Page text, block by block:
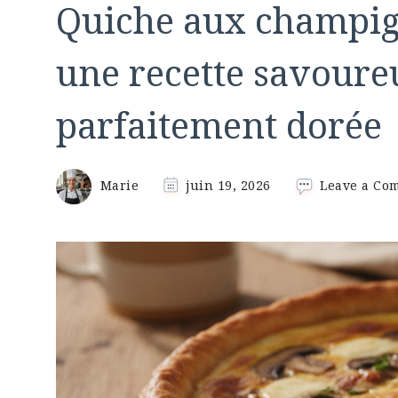
Quiche aux
une recette
parfaitement dorée
Marie juin 19, 2026 Leave a